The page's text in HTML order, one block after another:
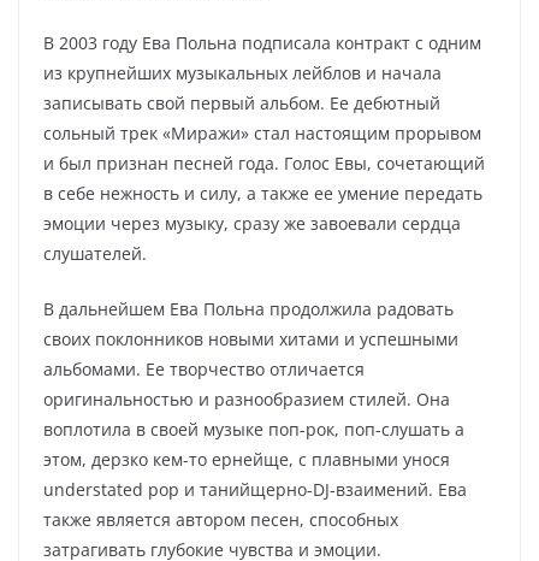
В 2003 году Ева Польна подписала контракт с одним
из крупнейших музыкальных лейблов и начала
записывать свой первый альбом. Ее дебютный
сольный трек «Миражи» стал настоящим прорывом
и был признан песней года. Голос Евы, сочетающий
в себе нежность и силу, а также ее умение передать
эмоции через музыку, сразу же завоевали сердца
слушателей.
В дальнейшем Ева Польна продолжила радовать
своих поклонников новыми хитами и успешными
альбомами. Ее творчество отличается
оригинальностью и разнообразием стилей. Она
воплотила в своей музыке поп-рок, поп-слушать а
этом, дерзко кем-то ернейще, с плавными унося
understated pop и танийщерно-DJ-взаимений. Ева
также является автором песен, способных
затрагивать глубокие чувства и эмоции.